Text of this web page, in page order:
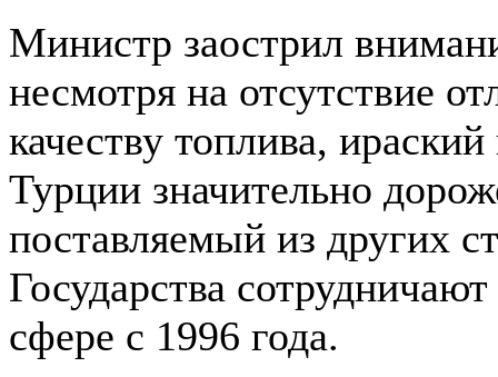
Министр заострил
несмотря на отсутствие
качеству топлива, ираский
Турции значительно
поставляемый из других
Государства
сфере с 1996 года.